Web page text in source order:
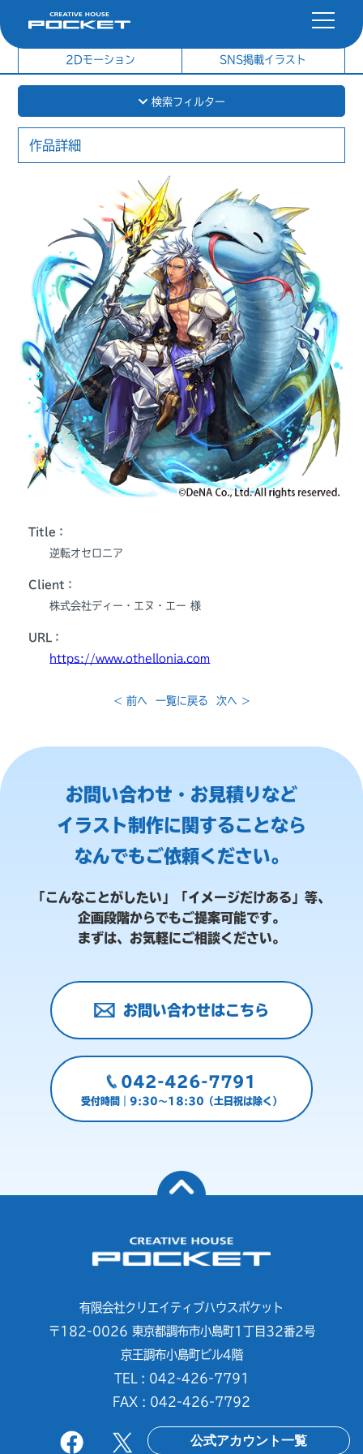
社内制作イラスト
2Dモーション SNS掲載イラスト
検索フィルター
作品詳細
Title：
逆転オセロニア
Client：
株式会社ディー・エヌ・エー 様
URL：
https://www.othellonia.com
< 前へ 一覧に戻る 次へ >
お問い合わせ・お見積りなど
イラスト制作に関することなら
なんでもご依頼ください。
「こんなことがしたい」「イメージだけある」等、
企画段階からでもご提案可能です。
まずは、お気軽にご相談ください。
お問い合わせはこちら
042-426-7791
受付時間｜9:30～18:30（土日祝は除く）
有限会社クリエイティブハウスポケット
〒182-0026 東京都調布市小島町1丁目32番2号
京王調布小島町ビル4階
TEL : 042-426-7791
FAX : 042-426-7792
公式アカウント一覧